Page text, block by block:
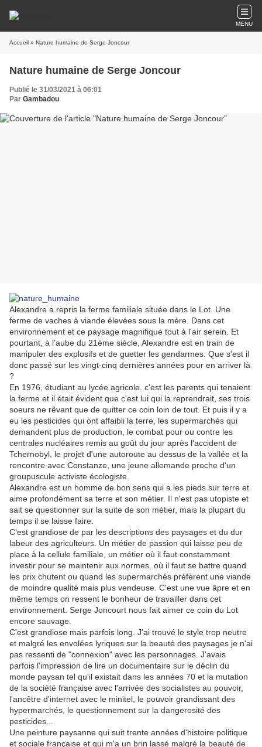
MENU
Accueil » Nature humaine de Serge Joncour
Nature humaine de Serge Joncour
Publié le 31/03/2021 à 06:01
Par Gambadou
Alexandre a repris la ferme familiale située dans le Lot. Une
ferme de vaches à viande élevées sous la mère. Dans cet
environnement et ce paysage magnifique tout à l'air serein. Et
pourtant, à l'aube du 21ème siècle, Alexandre est en train de
manipuler des explosifs et de guetter les gendarmes. Que s'est il
donc passé sur les vingt-cinq dernières années pour en arriver là
?
En 1976, étudiant au lycée agricole, c'est les parents qui tenaient
la ferme et il était évident que c'est lui qui la reprendrait, ses trois
soeurs ne rêvant que de quitter ce coin loin de tout. Et puis il y a
eu les pesticides qui ont affaibli la terre, les supermarchés qui
demandent plus de production, le combat pour ou contre les
centrales nucléaires remis au goût du jour après l'accident de
Tchernobyl, le projet d'une autoroute au dessus de la vallée et la
rencontre avec Constanze, une jeune allemande proche d'un
groupuscule activiste écologiste.
Alexandre est un homme de bon sens qui a les pieds sur terre et
aime profondément sa terre et son métier. Il n'est pas utopiste et
sait se questionner sur la suite de son métier, mais la plupart du
temps il se laisse faire.
C'est grandiose de par les descriptions des paysages et du dur
labeur des agriculteurs. Un métier de passion qui laisse peu de
place à la cellule familiale, un métier où il faut constamment
investir pour se maintenir aux normes, où il faut se battre quand
les prix chutent ou quand les supermarchés préfèrent une viande
de moindre qualité mais plus vendeuse. C'est une vue âpre et en
même temps on ressent le bonheur de travailler dans cet
environnement. Serge Joncourt nous fait aimer ce coin du Lot
encore sauvage.
C'est grandiose mais parfois long. J'ai trouvé le style trop neutre
et malgré les envolées lyriques sur la beauté des paysages je n'ai
pas ressenti de "connexion" avec les personnages. J'avais
parfois l'impression de lire un documentaire sur le déclin du
monde paysan tel qu'il existait dans les années 70 et la mutation
de la société française avec l'arrivée des socialistes au pouvoir,
l'ancêtre d'internet avec le minitel, le pouvoir grandissant des
hypermarchés, le questionnement sur la dangerosité des
pesticides...
Une peinture paysanne qui suit trente années d'histoire politique
et sociale française et qui m'a un brin lassé malgré la beauté de